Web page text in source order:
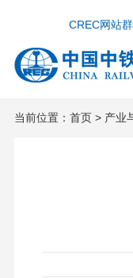
CREC网站群
当前位置： 首页> 产业